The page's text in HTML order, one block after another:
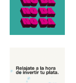
Número de